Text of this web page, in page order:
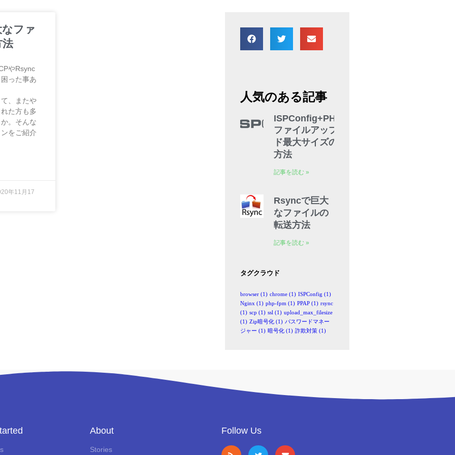
ファ
法
やRsync
った事あ
、またや
た方も多
。そんな
をご紹介
年11月17
人気のある記事
ISPConfig+PHPFpm
ファイルアップロー
ド最大サイズの変更
方法
記事を読む »
Rsyncで巨大
なファイルの
転送方法
記事を読む »
タグクラウド
browser (1) chrome (1) ISPConfig (1)
Nginx (1) php-fpm (1) PPAP (1) rsync
(1) scp (1) ssl (1) upload_max_filesize
(1) Zip暗号化 (1) パスワードマネー
ジャー (1) 暗号化 (1) 詐欺対策 (1)
About
Stories
Follow Us